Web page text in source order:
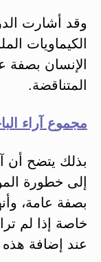
وقد أشارت
الكيماويات
الإنسان بصفة
المتناقضة.
مجموع آراء
بذلك يتضح أن
إلى خطورة
بصفة عامة،
خاصة إذا لم
عند إضافة هذه